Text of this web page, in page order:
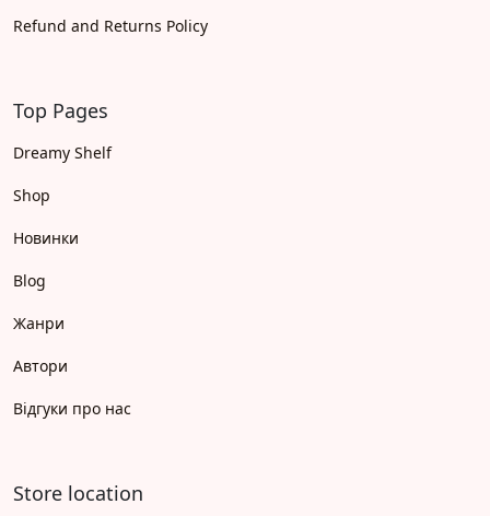
Refund and Returns Policy
Top Pages
Dreamy Shelf
Shop
Новинки
Blog
Жанри
Автори
Відгуки про нас
Store location